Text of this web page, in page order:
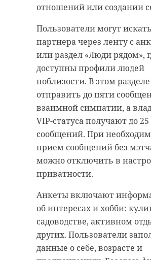
отношений или создании
Пользователи могут искать
партнера через ленту с
или раздел «Люди рядом»,
доступны профили людей
поблизости. В этом
отправить до пяти
взаимной симпатии, а
VIP-статуса получают до 25
сообщений. При
прием сообщений без
можно отключить в
приватности.
Анкеты включают
об интересах и хобби:
садоводстве, активном
других. Пользователи
данные о себе, возрасте и